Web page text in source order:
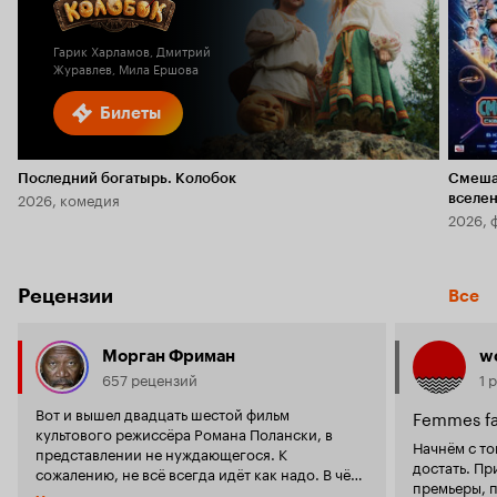
Билеты
Гарик Харламов, Дмитрий
Журавлев, Мила Ершова
Последний богатырь. Колобок
2026, комедия
6.1
2026,
Рецензии Все
Морган Фриман
657 рецензий
Вот и вышел двадцать шестой фильм
культового режиссёра Романа Полански, в
представлении не нуждающегося. К
сожалению, не всё всегда идёт как надо. В чём
же проблема данной картины? Вот нас
1
Femmes
Начнём с
достать.
премьеры,